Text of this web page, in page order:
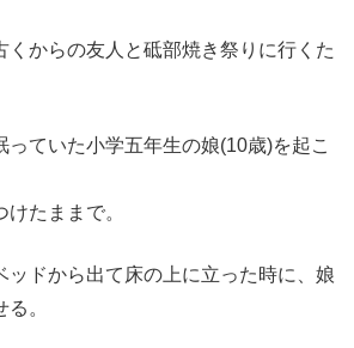
くからの友人と砥部焼き祭りに行くた
っていた小学五年生の娘(10歳)を起こ
たままで。
ッドから出て床の上に立った時に、娘
。